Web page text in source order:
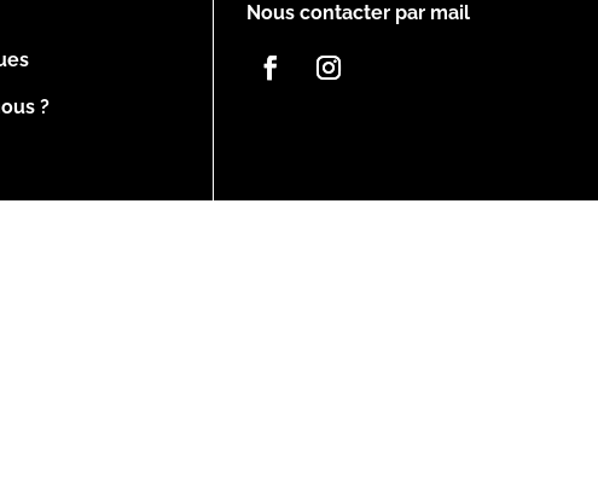
?
Nous contacter par mail